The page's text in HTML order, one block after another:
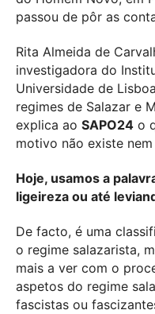
passou de pôr as
Rita Almeida de
investigadora do
Universidade de
regimes de Salazar e
explica ao SAPO24 o
motivo não existe
Hoje, usamos a
ligeireza ou até
De facto, é uma
o regime salazarista,
mais a ver com o
aspetos do regime
fascistas ou